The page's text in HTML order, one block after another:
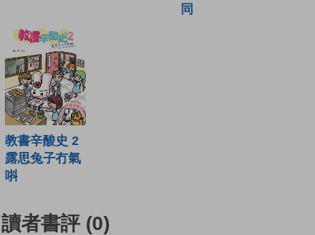
同
教書辛酸史 2
露思兔子冇氣
唞
讀者書評 (0)